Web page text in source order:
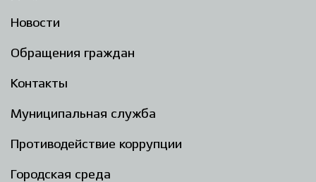
Новости
Обращения граждан
Контакты
Муниципальная служба
Противодействие коррупции
Городская среда